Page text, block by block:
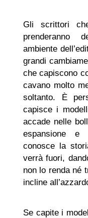
Gli scrittori
prenderanno
ambiente
grandi
che capiscono
cavano molto
soltanto. È
capisce i
accade nelle
espansione e
conosce la
verrà fuori,
non lo renda né
incline
Se capite i